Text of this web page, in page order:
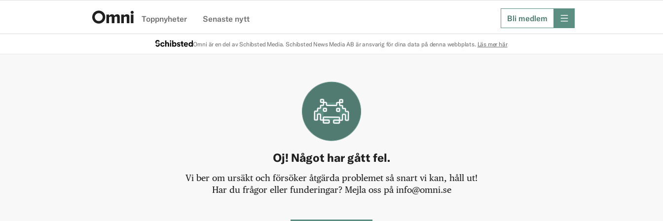
Toppnyheter Senaste nytt Bli medlem meny
Omni är en del av Schibsted Media. Schibsted News Media AB är ansvarig för dina data på denna webbplats. Läs mer här
Oj! Något har gått fel.
Vi ber om ursäkt och försöker åtgärda problemet så snart vi kan, håll ut!
Har du frågor eller funderingar? Mejla oss på info@omni.se